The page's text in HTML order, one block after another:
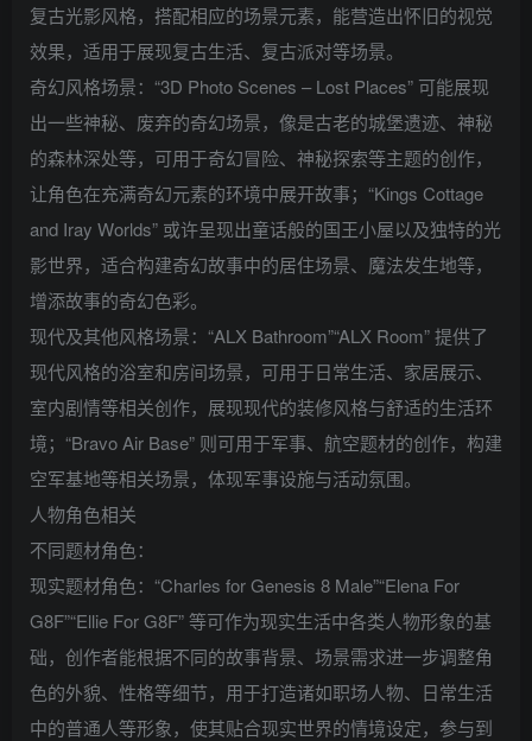
复古光影风格，搭配相应的场景元素，能营造出怀旧的视觉
效果，适用于展现复古生活、复古派对等场景。
奇幻风格场景：“3D Photo Scenes – Lost Places” 可能展现
出一些神秘、废弃的奇幻场景，像是古老的城堡遗迹、神秘
的森林深处等，可用于奇幻冒险、神秘探索等主题的创作，
让角色在充满奇幻元素的环境中展开故事；“Kings Cottage
and Iray Worlds” 或许呈现出童话般的国王小屋以及独特的光
影世界，适合构建奇幻故事中的居住场景、魔法发生地等，
增添故事的奇幻色彩。
现代及其他风格场景：“ALX Bathroom”“ALX Room” 提供了
现代风格的浴室和房间场景，可用于日常生活、家居展示、
室内剧情等相关创作，展现现代的装修风格与舒适的生活环
境；“Bravo Air Base” 则可用于军事、航空题材的创作，构建
空军基地等相关场景，体现军事设施与活动氛围。
人物角色相关
不同题材角色：
现实题材角色：“Charles for Genesis 8 Male”“Elena For
G8F”“Ellie For G8F” 等可作为现实生活中各类人物形象的基
础，创作者能根据不同的故事背景、场景需求进一步调整角
色的外貌、性格等细节，用于打造诸如职场人物、日常生活
中的普通人等形象，使其贴合现实世界的情境设定，参与到